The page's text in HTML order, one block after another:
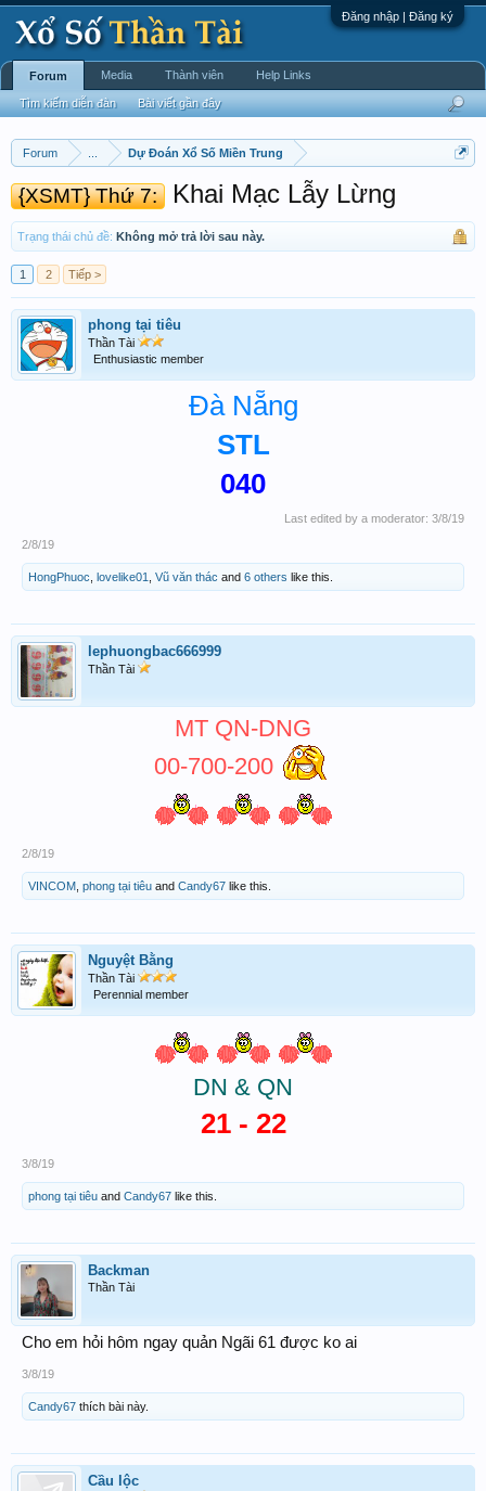
Đăng nhập | Đăng ký
Forum Dự Đoán Xổ Số Miền Trung
{XSMT} Thứ 7: Khai Mạc Lẫy Lừng
Trạng thái chủ đề: Không mở trả lời sau này.
1 2 Tiếp >
phong tại tiêu
Thần Tài
Enthusiastic member
Đà Nẵng
STL
040
Last edited by a moderator: 3/8/19
2/8/19
HongPhuoc lovelike01 Vũ văn thác and 6 others like this.
lephuongbac666999
Thần Tài
MT QN-DNG
00-700-200
2/8/19
VINCOM phong tại tiêu and Candy67 like this.
Nguyệt Bằng
Thần Tài
Perennial member
DN & QN
21 - 22
3/8/19
phong tại tiêu and Candy67 like this.
Backman
Thần Tài
Cho em hỏi hôm ngay quản Ngãi 61 được ko ai
3/8/19
Candy67 thích bài này.
Cầu lộc
Forum
Tìm kiếm diễn đàn Bài viết gần đây
Media Thành viên Help Links